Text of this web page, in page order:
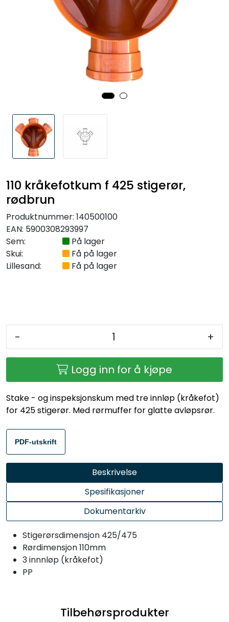
110 kråkefotkum f 425 stigerør,
rødbrun
Produktnummer: 140500100
EAN: 5900308293997
Sem:
På lager
Skui:
Få på lager
Lillesand:
Få på lager
- +
Logg inn for å kjøpe
Stake - og inspeksjonskum med tre innløp (kråkefot)
for 425 stigerør. Med rørmuffer for glatte avløpsrør.
Beskrivelse
Spesifikasjoner
Dokumentarkiv
Stigerørsdimensjon 425/475
Rørdimensjon 110mm
3 innnløp (kråkefot)
PP
Tilbehørsprodukter
PDF-utskrift
Kabelrør og kabelkummer
Betongkummer og justeringsringer
Verktøy og tilbehør
Outlet
Referanseprosjekter